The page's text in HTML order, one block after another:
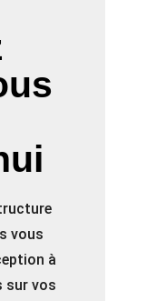
vous
à
sur vos